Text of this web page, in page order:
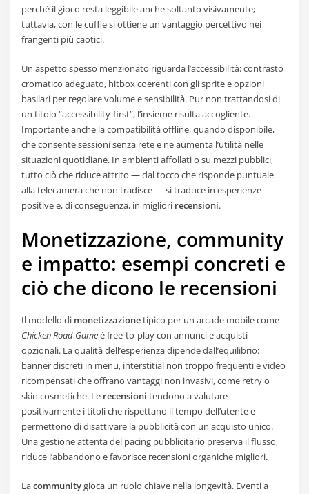
perché il gioco resta leggibile anche soltanto visivamente;
tuttavia, con le cuffie si ottiene un vantaggio percettivo nei
frangenti più caotici.
Un aspetto spesso menzionato riguarda l’accessibilità: contrasto
cromatico adeguato, hitbox coerenti con gli sprite e opzioni
basilari per regolare volume e sensibilità. Pur non trattandosi di
un titolo “accessibility-first”, l’insieme risulta accogliente.
Importante anche la compatibilità offline, quando disponibile,
che consente sessioni senza rete e ne aumenta l’utilità nelle
situazioni quotidiane. In ambienti affollati o su mezzi pubblici,
tutto ciò che riduce attrito — dal tocco che risponde puntuale
alla telecamera che non tradisce — si traduce in esperienze
positive e, di conseguenza, in migliori recensioni.
Monetizzazione, community
e impatto: esempi concreti e
ciò che dicono le recensioni
Il modello di monetizzazionetipico per un arcade mobile come
Chicken Road Gameè free-to-play con annunci e acquisti
opzionali. La qualità dell’esperienza dipende dall’equilibrio:
banner discreti in menu, interstitial non troppo frequenti e video
ricompensati che offrano vantaggi non invasivi, come retry o
skin cosmetiche. Le recensioni tendono a valutare
positivamente i titoli che rispettano il tempo dell’utente e
permettono di disattivare la pubblicità con un acquisto unico.
Una gestione attenta del pacing pubblicitario preserva il flusso,
riduce l’abbandono e favorisce recensioni organiche migliori.
Lacommunitygioca un ruolo chiave nella longevità. Eventi a